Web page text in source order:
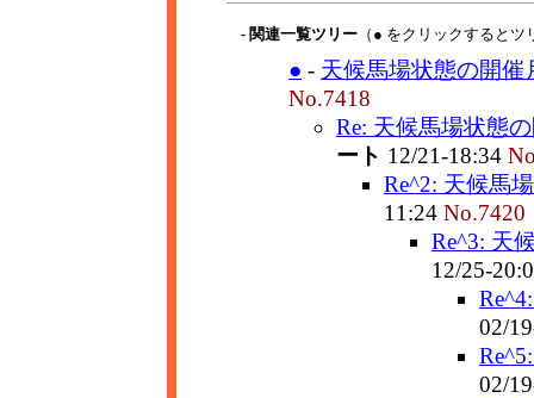
- 関連一覧ツリー （● をクリックすると
● - 天候馬場状態の開催
No.7418
Re: 天候馬場状態
ート 12/21-18:34
Re^2: 天候馬
11:24 No.7420
Re^3: 天
12/25-
02/
02/